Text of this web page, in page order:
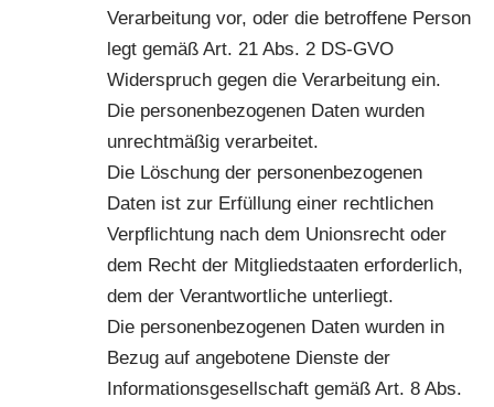
Verarbeitung vor, oder die betroffene Person
legt gemäß Art. 21 Abs. 2 DS-GVO
Widerspruch gegen die Verarbeitung ein.
Die personenbezogenen Daten wurden
unrechtmäßig verarbeitet.
Die Löschung der personenbezogenen
Daten ist zur Erfüllung einer rechtlichen
Verpflichtung nach dem Unionsrecht oder
dem Recht der Mitgliedstaaten erforderlich,
dem der Verantwortliche unterliegt.
Die personenbezogenen Daten wurden in
Bezug auf angebotene Dienste der
Informationsgesellschaft gemäß Art. 8 Abs.